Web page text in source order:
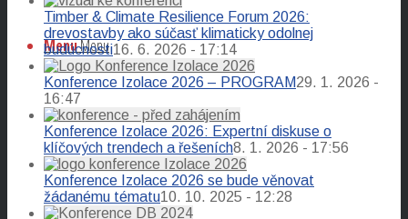
MenuMenu
Timber & Climate Resilience Forum 2026:
drevostavby ako súčasť klimaticky odolnej
budúcnosti16. 6. 2026 - 17:14
Konference Izolace 2026 – PROGRAM29. 1. 2026 -
16:47
Konference Izolace 2026: Expertní diskuse o
klíčových trendech a řešeních8. 1. 2026 - 17:56
Konference Izolace 2026 se bude věnovat
žádanému tématu10. 10. 2025 - 12:28